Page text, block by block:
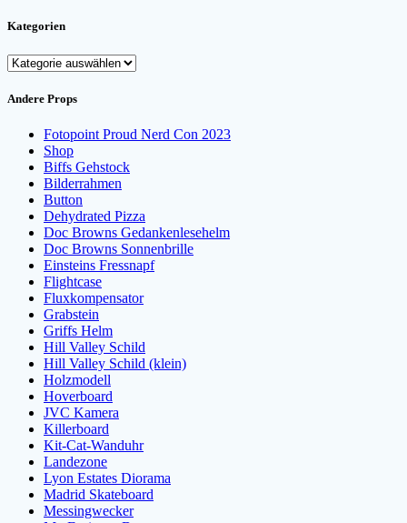
Kategorien
Kategorien
Andere Props
Fotopoint Proud Nerd Con 2023
Shop
Biffs Gehstock
Bilderrahmen
Button
Dehydrated Pizza
Doc Browns Gedankenlesehelm
Doc Browns Sonnenbrille
Einsteins Fressnapf
Flightcase
Fluxkompensator
Grabstein
Griffs Helm
Hill Valley Schild
Hill Valley Schild (klein)
Holzmodell
Hoverboard
JVC Kamera
Killerboard
Kit-Cat-Wanduhr
Landezone
Lyon Estates Diorama
Madrid Skateboard
Messingwecker